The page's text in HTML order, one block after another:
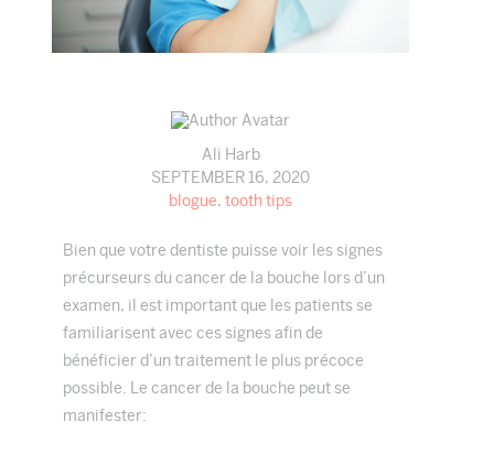
Ali Harb
SEPTEMBER 16, 2020
blogue, tooth tips
Bien que votre dentiste puisse voir les signes
précurseurs du cancer de la bouche lors d’un
examen, il est important que les patients se
familiarisent avec ces signes afin de
bénéficier d’un traitement le plus précoce
possible. Le cancer de la bouche peut se
manifester: